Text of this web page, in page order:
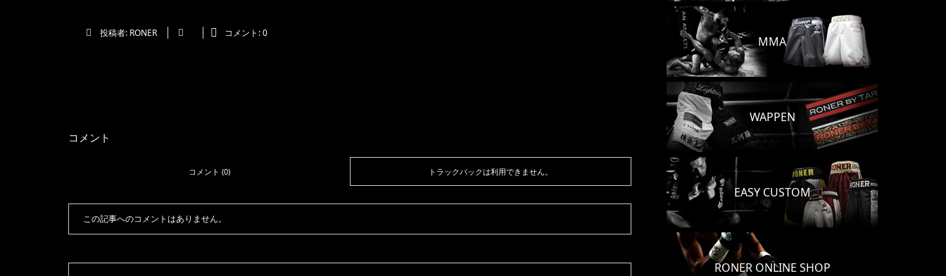
投稿者: RONER コメント:0
コメント
コメント (0) トラックバックは利用できません。
この記事へのコメントはありません。
MMA
WAPPEN
EASY CUSTOM
RONER ONLINE SHOP